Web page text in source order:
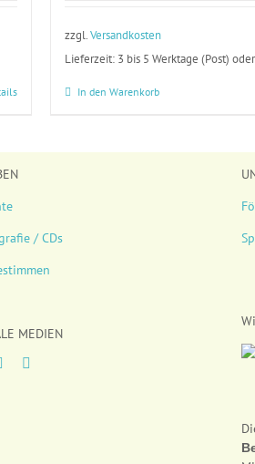
zzgl.Versandkosten
Lieferzeit: 3 bis 5 Werktage (Post)
In den Warenkorb
/ CDs
MEDIEN